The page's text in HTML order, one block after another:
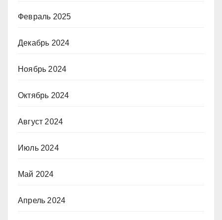
Февраль 2025
Декабрь 2024
Ноябрь 2024
Октябрь 2024
Август 2024
Июль 2024
Май 2024
Апрель 2024